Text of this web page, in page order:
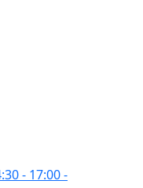
- 17:00-